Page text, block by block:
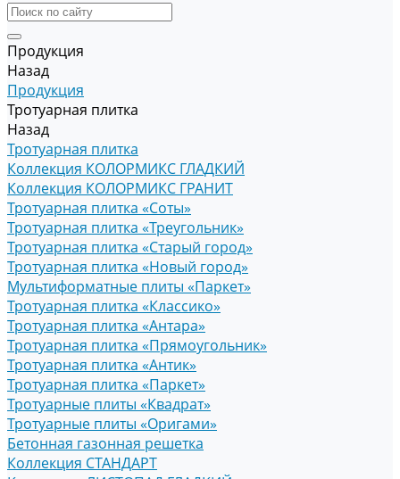
Продукция
Назад
Продукция
Тротуарная плитка
Назад
Тротуарная плитка
Коллекция КОЛОРМИКС ГЛАДКИЙ
Коллекция КОЛОРМИКС ГРАНИТ
Тротуарная плитка «Соты»
Тротуарная плитка «Треугольник»
Тротуарная плитка «Старый город»
Тротуарная плитка «Новый город»
Мультиформатные плиты «Паркет»
Тротуарная плитка «Классико»
Тротуарная плитка «Антара»
Тротуарная плитка «Прямоугольник»
Тротуарная плитка «Антик»
Тротуарная плитка «Паркет»
Тротуарные плиты «Квадрат»
Тротуарные плиты «Оригами»
Бетонная газонная решетка
Коллекция СТАНДАРТ